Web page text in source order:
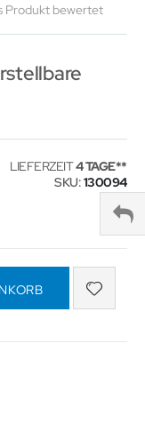
Produkt bewertet
LIEFERZEIT4 TAGE
SKU 130094